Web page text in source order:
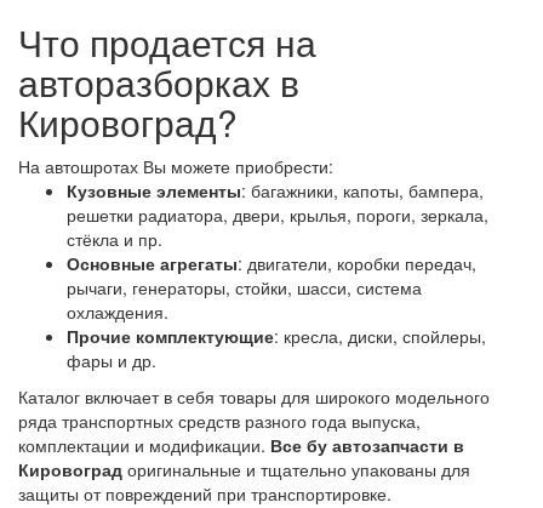
Что продается на
авторазборках в
Кировоград?
На автошротах Вы можете приобрести:
Кузовные элементы: багажники, капоты, бампера,
решетки радиатора, двери, крылья, пороги, зеркала,
стёкла и пр.
Основные агрегаты: двигатели, коробки передач,
рычаги, генераторы, стойки, шасси, система
охлаждения.
Прочие комплектующие: кресла, диски, спойлеры,
фары и др.
Каталог включает в себя товары для широкого модельного
ряда транспортных средств разного года выпуска,
комплектации и модификации. Все бу автозапчасти в
Кировоград оригинальные и тщательно упакованы для
защиты от повреждений при транспортировке.